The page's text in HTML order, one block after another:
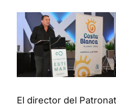
El director del